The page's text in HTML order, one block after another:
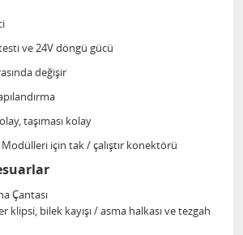
ve 24V döngü gücü
değişir
taşıması kolay
için tak / çalıştır konektörü
Çantası
klipsi, bilek kayışı / asma halkası ve tezgah